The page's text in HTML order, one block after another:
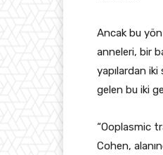
Ancak bu
anneleri, bir
yapılardan
gelen bu iki
“Ooplasmic
Cohen,